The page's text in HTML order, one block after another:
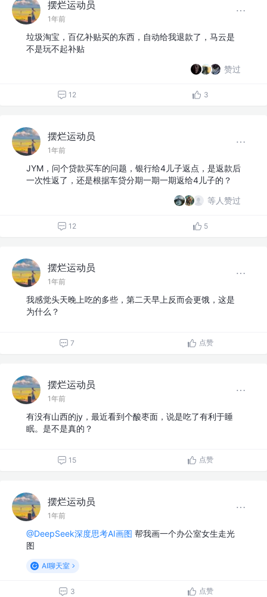
摆烂运动员
1年前
垃圾淘宝，百亿补贴买的东西，自动给我退款了，马云是
不是玩不起补贴
赞过
12 3
摆烂运动员
1年前
JYM，问个贷款买车的问题，银行给4儿子返点，是返款后
一次性返了，还是根据车贷分期一期一期返给4儿子的？
等人赞过
12 5
摆烂运动员
1年前
我感觉头天晚上吃的多些，第二天早上反而会更饿，这是
为什么？
7 点赞
摆烂运动员
1年前
有没有山西的jy，最近看到个酸枣面，说是吃了有利于睡
眠。是不是真的？
15 点赞
摆烂运动员
1年前
@DeepSeek深度思考AI画图 帮我画一个办公室女生走光
图
AI聊天室
3 点赞